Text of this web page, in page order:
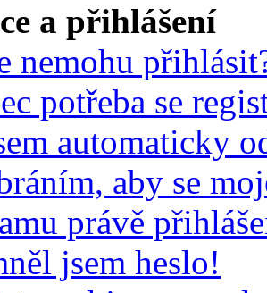
a přihlášení
nemohu
potřeba se
automaticky
aby se
právě
jsem heslo!